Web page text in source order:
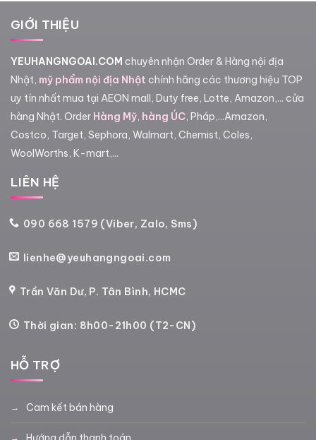
GIỚI THIỆU
YEUHANGNGOAI.COM chuyên nhận Order & Hàng nội địa
Nhật, mỹ phẩm nội địa Nhật chính hãng các thương hiệu TOP
uy tín nhất mua tại AEON mall, Duty free, Lotte, Amazon,... cửa
hàng Nhật. Order Hàng Mỹ, hàng ÚC, Pháp,...Amazon,
Costco, Target, Sephora, Walmart, Chemist, Coles,
WoolWorths, K-mart,...
LIÊN HỆ
090 668 1579 (Viber, Zalo, Sms)
lienhe@yeuhangngoai.com
Trần Văn Dư, P. Tân Bình, HCMC
Thời gian: 8h00-21h00 (T2-CN)
HỖ TRỢ
Cam kết bán hàng